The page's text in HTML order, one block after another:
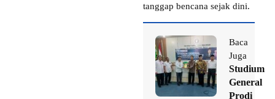
tanggap bencana sejak dini.
Baca
Juga
Studium
General
Prodi